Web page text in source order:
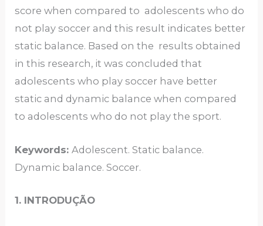
score when compared to adolescents who do
not play soccer and this result indicates better
static balance. Based on the results obtained
in this research, it was concluded that
adolescents who play soccer have better
static and dynamic balance when compared
to adolescents who do not play the sport.
Keywords:Adolescent. Static balance.
Dynamic balance. Soccer.
1. INTRODUÇÃO